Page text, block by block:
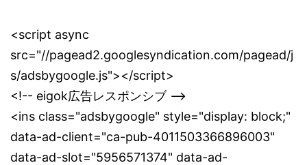
<script async
src="//pagead2.googlesyndication.com/pagead/j
s/adsbygoogle.js"></script>
<!-- eigok広告レスポンシブ -->
<ins class="adsbygoogle" style="display: block;"
data-ad-client="ca-pub-4011503366896003"
data-ad-slot="5956571374" data-ad-